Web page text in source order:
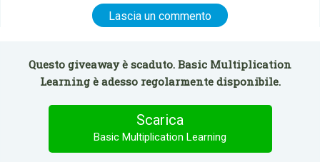
Lascia un commento
Questo giveaway è scaduto. Basic Multiplication
Learning è adesso regolarmente disponibile.
Scarica
Basic Multiplication Learning